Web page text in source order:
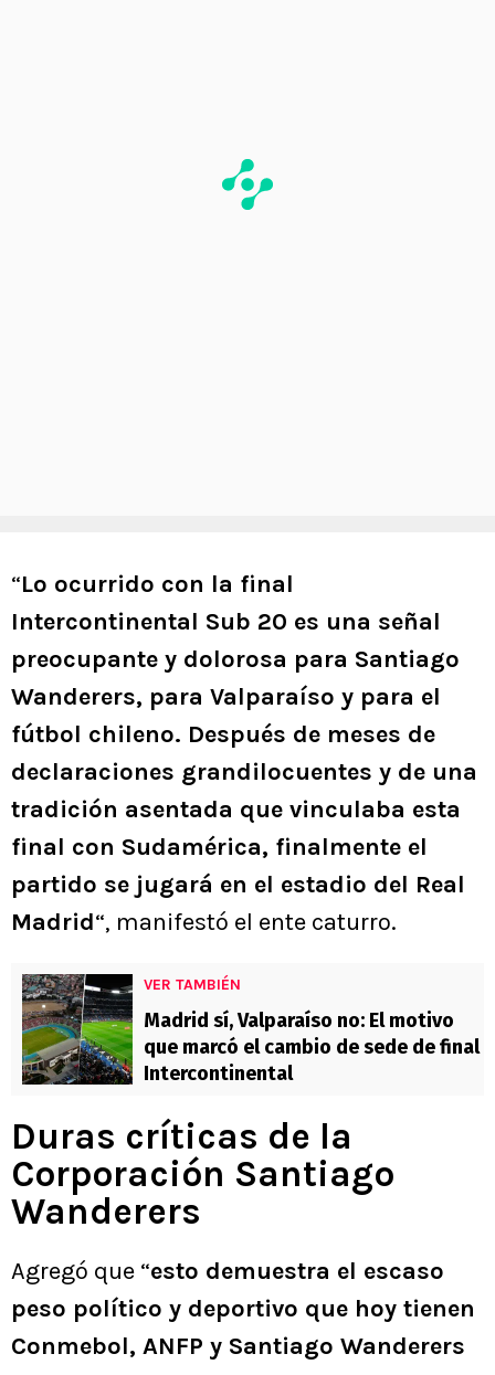
“Lo ocurrido con la final
Intercontinental Sub 20 es una señal
preocupante y dolorosa para Santiago
Wanderers, para Valparaíso y para el
fútbol chileno. Después de meses de
declaraciones grandilocuentes y de una
tradición asentada que vinculaba esta
final con Sudamérica, finalmente el
partido se jugará en el estadio del Real
Madrid“, manifestó el ente caturro.
VER TAMBIÉN
Madrid sí, Valparaíso no: El motivo
que marcó el cambio de sede de final
Intercontinental
Duras críticas de la
Corporación Santiago
Wanderers
Agregó que “esto demuestra el escaso
peso político y deportivo que hoy tienen
Conmebol, ANFP y Santiago Wanderers